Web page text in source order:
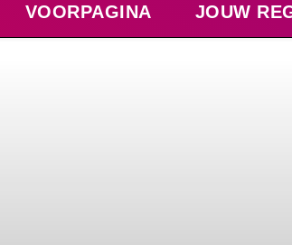
VOORPAGINA JOUW